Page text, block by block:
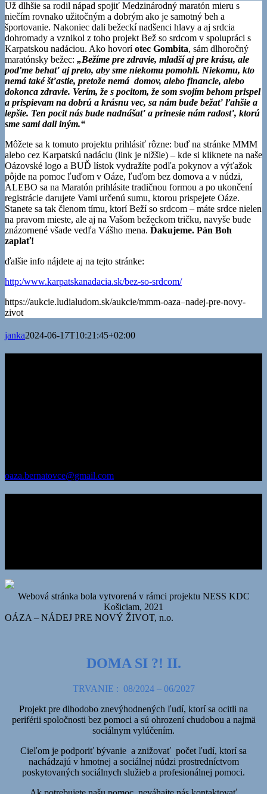
Už dlhšie sa rodil nápad spojiť Medzinárodný maratón mieru s
niečím rovnako užitočným a dobrým ako je samotný beh a
športovanie. Nakoniec dali bežeckí nadšenci hlavy a aj srdcia
dohromady a vznikol z toho projekt Bež so srdcom v spolupráci s
Karpatskou nadáciou. Ako hovoríotec Gombita, sám dlhoročný
maratónsky bežec: „Bežíme pre zdravie, mladší aj pre krásu, ale
poďme behať aj preto, aby sme niekomu pomohli. Niekomu, kto
nemá také šťastie, pretože nemá domov, alebo financie, alebo
dokonca zdravie. Verím, že s pocitom, že som svojím behom prispel
a prispievam na dobrú a krásnu vec, sa nám bude bežať ľahšie a
lepšie. Ten pocit nás bude nadnášať a prinesie nám radosť, ktorú
sme sami dali iným.“
Môžete sa k tomuto projektu prihlásiť rôzne: buď na stránke MMM
alebo cez Karpatskú nadáciu (link je nižšie) – kde si kliknete na naše
Oázovské logo a BUĎ lístok vydražíte podľa pokynov a výťažok
pôjde na pomoc ľuďom v Oáze, ľuďom bez domova a v núdzi,
ALEBO sa na Maratón prihlásite tradičnou formou a po ukončení
registrácie darujete Vami určenú sumu, ktorou prispejete Oáze.
Stanete sa tak členom tímu, ktorí Beží so srdcom – máte srdce nielen
na pravom mieste, ale aj na Vašom bežeckom tričku, navyše bude
znázornené všade vedľa Vášho mena. Ďakujeme. Pán Boh
zaplať!
ďalšie info nájdete aj na tejto stránke:
http:/www.karpatskanadacia.sk/bez-so-srdcom/
https://aukcie.ludialudom.sk/aukcie/mmm-oaza–nadej-pre-novy-
zivot
janka2024-06-17T10:21:45+02:00
oaza.bernatovce@gmail.com
Webová stránka bola vytvorená v rámci projektu NESS KDC
Košiciam, 2021
OÁZA – NÁDEJ PRE NOVÝ ŽIVOT, n.o.
DOMA SI ?! II.
TRVANIE : 08/2024 – 06/2027
Projekt pre dlhodobo znevýhodnených ľudí, ktorí sa ocitli na
periférii spoločnosti bez pomoci a sú ohrození chudobou a najmä
sociálnym vylúčením.
Cieľom je podporiť bývanie a znižovať počet ľudí, ktorí sa
nachádzajú v hmotnej a sociálnej núdzi prostredníctvom
poskytovaných sociálnych služieb a profesionálnej pomoci.